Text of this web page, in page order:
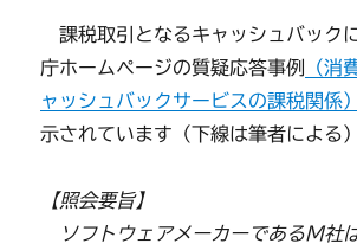
課税取引となるキャッシュバック
庁ホームページの質疑応答事例
（消
ャッシュバックサービスの課税関係）
示されています（下線は筆者による）
【照会要旨】
ソフトウェアメーカーであるM社